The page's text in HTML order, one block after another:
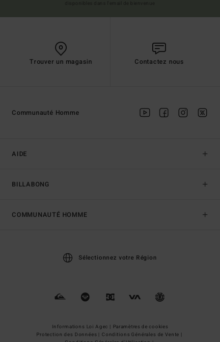
Trouver un magasin Contactez nous
AIDE
BILLABONG
Communauté Homme
COMMUNAUTÉ HOMME
Sélectionnez votre Région
Informations Loi Agec | Paramètres de cookies
Protection des Données | Conditions Générales de Vente |